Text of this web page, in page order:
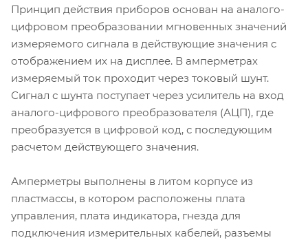
Принцип действия приборов основан на аналого-
цифровом преобразовании мгновенных значений
измеряемого сигнала в действующие значения с
отображением их на дисплее. В амперметрах
измеряемый ток проходит через токовый шунт.
Сигнал с шунта поступает через усилитель на вход
аналого-цифрового преобразователя (АЦП), где
преобразуется в цифровой код, с последующим
расчетом действующего значения.
Амперметры выполнены в литом корпусе из
пластмассы, в котором расположены плата
управления, плата индикатора, гнезда для
подключения измерительных кабелей, разъемы